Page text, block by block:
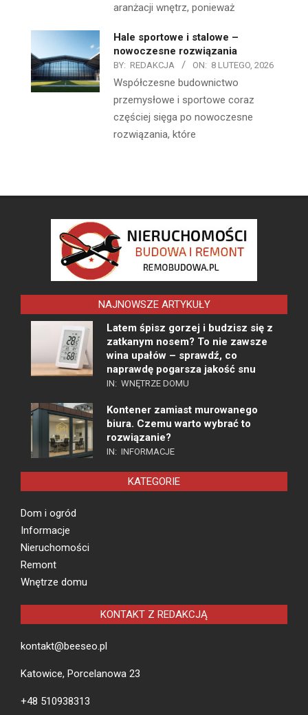
aranżacji wnętrz, ponieważ
Hale sportowe i stalowe –
nowoczesne rozwiązania
BY: REDAKCJA ON: 8 LUTEGO, 2026
Współczesne budownictwo
przemysłowe i sportowe coraz
częściej sięga po nowoczesne
rozwiązania, które
NAJNOWSZE ARTYKUŁY
Latem śpisz gorzej i budzisz się z
zatkanym nosem? To nie zawsze
wina upałów – sprawdź, co
naprawdę pogarsza jakość snu
IN: WNĘTRZE DOMU
Kontener zamiast murowanego
biura. Czemu warto wybrać to
rozwiązanie?
IN: INFORMACJE
KATEGORIE
Dom i ogród
Informacje
Nieruchomości
Remont
Wnętrze domu
KONTAKT Z REDAKCJĄ
kontakt@beeseo.pl
Katowice, Porcelanowa 23
+48 510938313